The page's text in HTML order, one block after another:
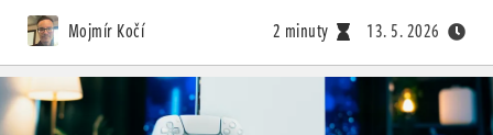
Mojmír Kočí 2 minuty 13. 5. 2026